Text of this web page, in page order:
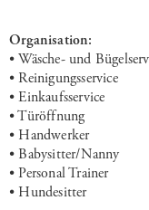
Organisation:
• Wäsche- und
• Reinigungsservice
• Einkaufsservice
• Türöffnung
• Handwerker
• Babysitter/Nanny
• Personal Trainer
• Hundesitter